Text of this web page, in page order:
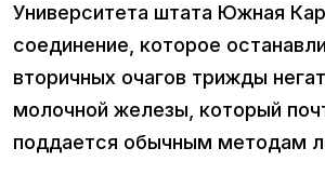
Университета штата Южная
соединение, которое
вторичных очагов трижды
молочной железы, который
поддается обычным методам